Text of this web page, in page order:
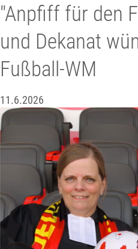
"Anpfiff für den
und Dekanat
Fußball-WM
11.6.2026